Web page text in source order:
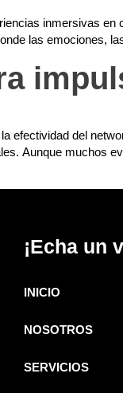
inmersivas
las emociones,
efectividad del
Aunque muchos
¡Echa un
INICIO
NOSOTROS
SERVICIOS